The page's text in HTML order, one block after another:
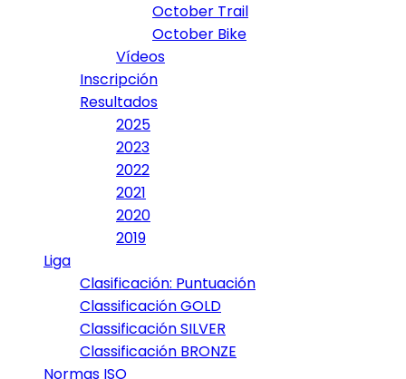
October Trail
October Bike
Vídeos
Inscripción
Resultados
2025
2023
2022
2021
2020
2019
Liga
Clasificación: Puntuación
Classificación GOLD
Classificación SILVER
Classificación BRONZE
Normas ISO